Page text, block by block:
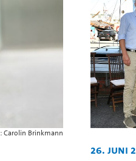
Carolin Brinkmann
26. Juni